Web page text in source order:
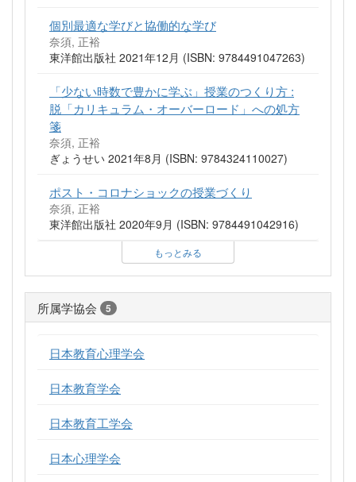
個別最適な学びと協働的な学び
奈須, 正裕
東洋館出版社 2021年12月 (ISBN: 9784491047263)
「少ない時数で豊かに学ぶ」授業のつくり方 :
脱「カリキュラム・オーバーロード」への処方
箋
奈須, 正裕
ぎょうせい 2021年8月 (ISBN: 9784324110027)
ポスト・コロナショックの授業づくり
奈須, 正裕
東洋館出版社 2020年9月 (ISBN: 9784491042916)
もっとみる
所属学協会 5
日本教育心理学会
日本教育学会
日本教育工学会
日本心理学会